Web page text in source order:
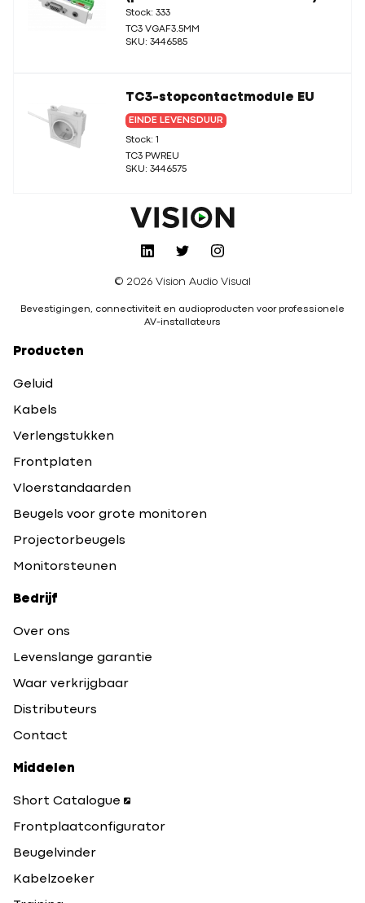
Stock: 333
TC3 VGAF3.5MM
SKU: 3446585
TC3-stopcontactmodule EU
EINDE LEVENSDUUR
Stock: 1
TC3 PWREU
SKU: 3446575
© 2026 Vision Audio Visual
Bevestigingen, connectiviteit en audioproducten voor professionele
AV-installateurs
Producten
Geluid
Kabels
Verlengstukken
Frontplaten
Vloerstandaarden
Beugels voor grote monitoren
Projectorbeugels
Monitorsteunen
Bedrijf
Over ons
Levenslange garantie
Waar verkrijgbaar
Distributeurs
Contact
Middelen
Short Catalogue
Frontplaatconfigurator
Beugelvinder
Kabelzoeker